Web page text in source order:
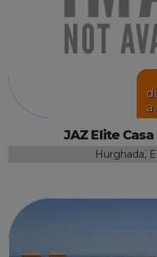
a
JAZ Elite
Hurghada,